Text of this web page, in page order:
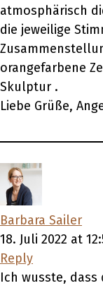
atmosphärisch
die jeweilige
orangefarbene
Skulptur .
Liebe Grüße,
Barbara Sailer
18. Juli 2022 at
Reply
Ich wusste, dass